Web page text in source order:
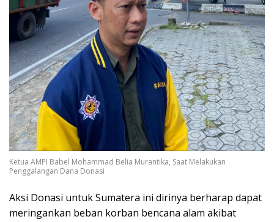
Ketua AMPI Babel Mohammad Belia Murantika, Saat Melakukan
Penggalangan Dana Donasi
Aksi Donasi untuk Sumatera ini dirinya berharap dapat
meringankan beban korban bencana alam akibat